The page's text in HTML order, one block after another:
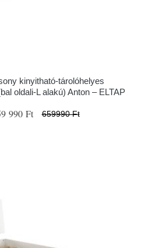
kinyitható-tárolóhelyes
oldali-L alakú) Anton – ELTAP
990 Ft 659990 Ft